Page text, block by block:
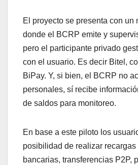
El proyecto se presenta con un
donde el BCRP emite y
pero el participante privado
con el usuario. Es decir Bitel,
BiPay. Y, si bien, el BCRP no
personales, sí recibe
de saldos para monitoreo.
En base a este piloto los
posibilidad de realizar recargas
bancarias, transferencias P2P,